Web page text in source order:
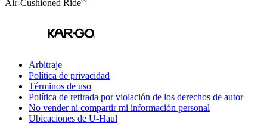
Air-Cushioned Ride
Arbitraje
Política de privacidad
Términos de uso
Política de retirada por violación de los derechos de autor
No vender ni compartir mi información personal
Ubicaciones de U-Haul